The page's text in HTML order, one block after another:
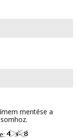
mentése a